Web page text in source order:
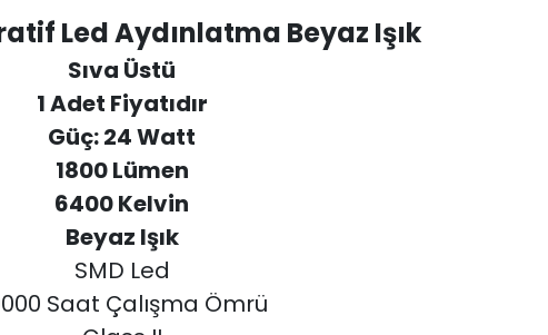
Led Aydınlatma Beyaz Işık
Sıva Üstü
1 Adet Fiyatıdır
Güç: 24 Watt
1800 Lümen
6400 Kelvin
Beyaz Işık
SMD Led
Saat Çalışma Ömrü